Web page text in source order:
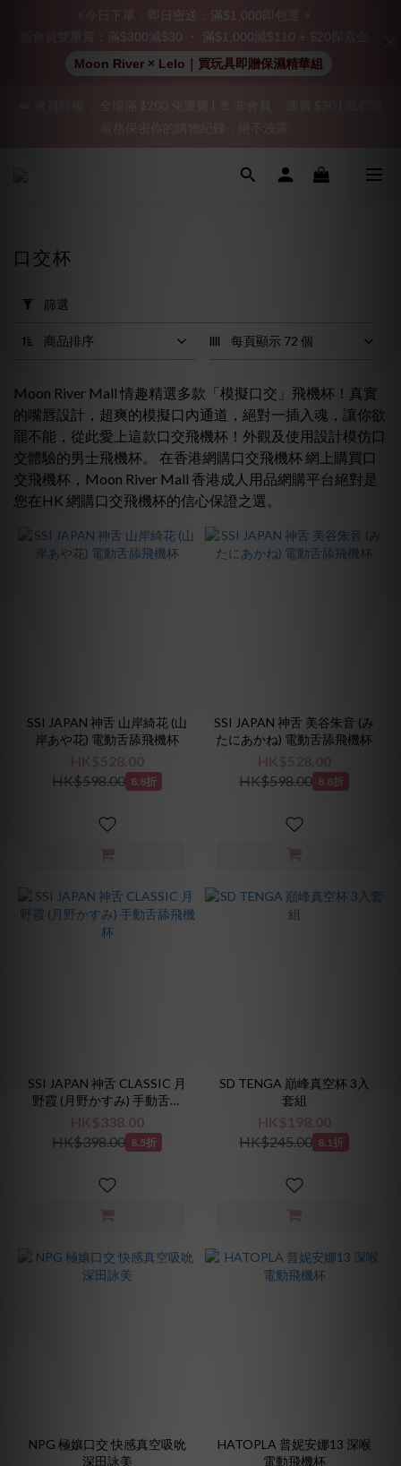
加入會員即享$20購物金  訂單商品好評再享$15購物金
「保密出貨」（無店鋪資訊、一般紙箱）、隱私保護、加密付款、
用
選
價格
(HK$)
~
顏
口交杯
篩選
商品排序 每頁顯示 72 個
Moon River Mall 情趣精選多款「模擬口交 」飛機杯！真實
的嘴唇設計，超爽的模擬口內通道，絕對一插入魂，讓你欲
罷不能，從此愛上這款口交飛機杯！外觀及使用設計模仿口
交體驗的男士飛機杯。 在香港網購口交飛機杯 網上購買口
交飛機杯，Moon River Mall 香港成人用品網購平台絕對是
您在HK 網購口交飛機杯的信心保證之選。
SSI JAPAN 神舌 山岸綺花 (山
岸あや花) 電動舌舔飛機杯
HK$528.00
HK$598.00 8.8折
SSI JAPAN 神舌 美谷朱音 (み
たにあかね) 電動舌舔飛機杯
HK$528.00
HK$598.00 8.8折
SSI JAPAN 神舌 CLASSIC 月
野霞 (月野かすみ) 手動舌舔
飛機杯
HK$338.00
HK$398.00 8.5折
SD TENGA 巔峰真空杯 3入
套組
HK$198.00
HK$245.00 8.1折
NPG 極孃口交 快感真空吸吮
深田詠美
HATOPLA 普妮安娜13 深喉
電動飛機杯
⚡今日下單．即日密送．滿$1,000即包運 ⚡
新會員雙重賞：滿$300減$30 ・ 滿$1,000減$110 + $20探索金
Moon River × Lelo｜買玩具即贈保濕精華組